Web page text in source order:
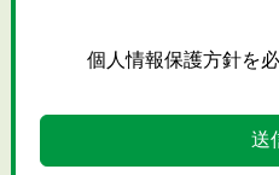
個人情報保護方針を